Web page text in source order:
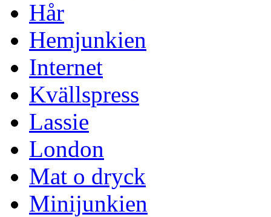
Hår
Hemjunkien
Internet
Kvällspress
Lassie
London
Mat o dryck
Minijunkien